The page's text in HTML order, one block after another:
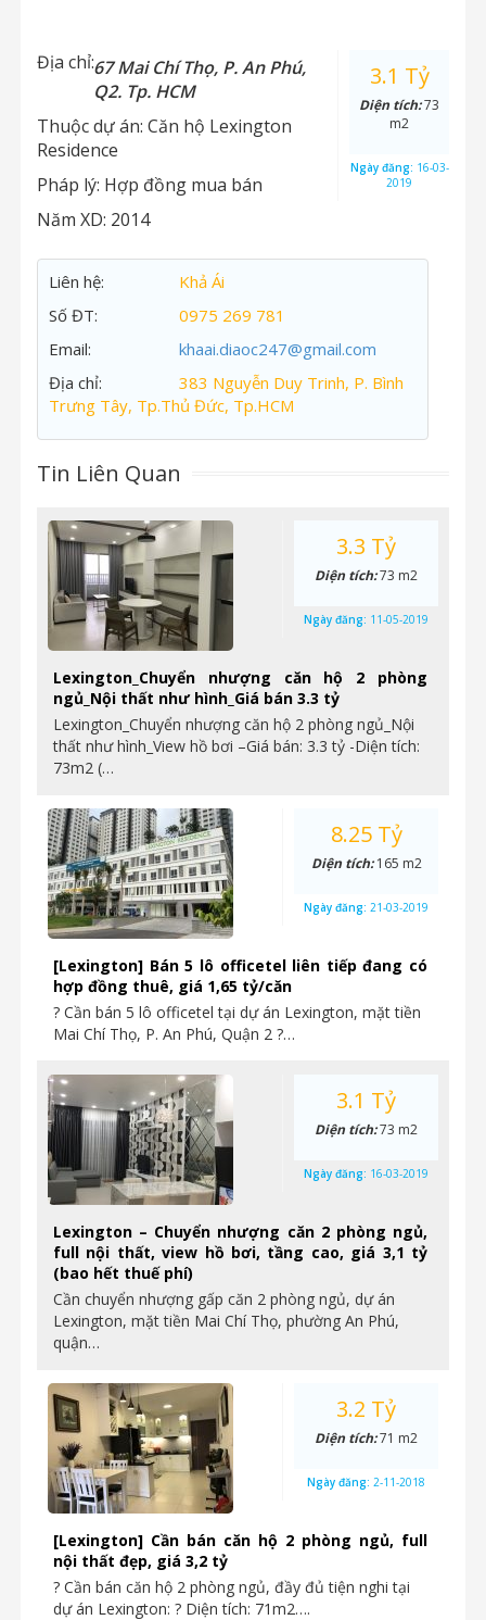
Địa chỉ:67 Mai Chí Thọ, P. An Phú,
Q2. Tp. HCM
Thuộc dự án: Căn hộ Lexington
Residence
Pháp lý: Hợp đồng mua bán
Năm XD: 2014
3.1 Tỷ
Diện tích:73
m2
Ngày đăng: 16-03-
2019
Liên hệ:
Khả Ái
Số ĐT:
0975 269 781
Email:
khaai.diaoc247@gmail.com
Địa chỉ:
383 Nguyễn Duy Trinh, P. Bình
Trưng Tây, Tp.Thủ Đức, Tp.HCM
Tin Liên Quan
Lexington_Chuyển nhượng căn hộ 2 phòng
ngủ_Nội thất như hình_Giá bán 3.3 tỷ
Lexington_Chuyển nhượng căn hộ 2 phòng ngủ_Nội
thất như hình_View hồ bơi –Giá bán: 3.3 tỷ -Diện tích:
73m2 (…
3.3 Tỷ
Diện tích:73 m2
Ngày đăng: 11-05-2019
[Lexington] Bán 5 lô officetel liên tiếp đang có
hợp đồng thuê, giá 1,65 tỷ/căn
? Cần bán 5 lô officetel tại dự án Lexington, mặt tiền
Mai Chí Thọ, P. An Phú, Quận 2 ?…
8.25 Tỷ
Diện tích:165 m2
Ngày đăng: 21-03-2019
Lexington – Chuyển nhượng căn 2 phòng ngủ,
full nội thất, view hồ bơi, tầng cao, giá 3,1 tỷ
(bao hết thuế phí)
Cần chuyển nhượng gấp căn 2 phòng ngủ, dự án
Lexington, mặt tiền Mai Chí Thọ, phường An Phú,
quận…
3.1 Tỷ
Diện tích:73 m2
Ngày đăng: 16-03-2019
[Lexington] Cần bán căn hộ 2 phòng ngủ, full
nội thất đẹp, giá 3,2 tỷ
? Cần bán căn hộ 2 phòng ngủ, đầy đủ tiện nghi tại
dự án Lexington: ? Diện tích: 71m2….
3.2 Tỷ
Diện tích:71 m2
Ngày đăng: 2-11-2018